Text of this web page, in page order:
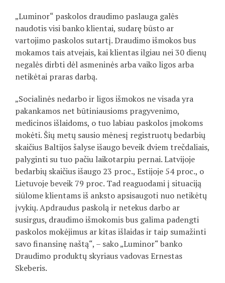
„Luminor“ paskolos draudimo paslauga galės
naudotis visi banko klientai, sudarę būsto ar
vartojimo paskolos sutartį. Draudimo išmokos bus
mokamos tais atvejais, kai klientas ilgiau nei 30 dienų
negalės dirbti dėl asmeninės arba vaiko ligos arba
netikėtai praras darbą.
„Socialinės nedarbo ir ligos išmokos ne visada yra
pakankamos net būtiniausioms pragyvenimo,
medicinos išlaidoms, o tuo labiau paskolos įmokoms
mokėti. Šių metų sausio mėnesį registruotų bedarbių
skaičius Baltijos šalyse išaugo beveik dviem trečdaliais,
palyginti su tuo pačiu laikotarpiu pernai. Latvijoje
bedarbių skaičius išaugo 23 proc., Estijoje 54 proc., o
Lietuvoje beveik 79 proc. Tad reaguodami į situaciją
siūlome klientams iš anksto apsisaugoti nuo netikėtų
įvykių. Apdraudus paskolą ir netekus darbo ar
susirgus, draudimo išmokomis bus galima padengti
paskolos mokėjimus ar kitas išlaidas ir taip sumažinti
savo finansinę naštą“, – sako „Luminor“ banko
Draudimo produktų skyriaus vadovas Ernestas
Skeberis.